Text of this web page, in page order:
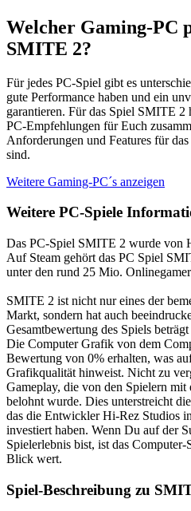
Welcher Gaming-PC
SMITE 2?
Für jedes PC-Spiel gibt es
gute Performance haben und ein
garantieren. Für das Spiel SMITE
PC-Empfehlungen für Euch
Anforderungen und Features für
sind.
Weitere Gaming-PC´s anzeigen
Weitere PC-Spiele
Das PC-Spiel SMITE 2 wurde von
Auf Steam gehört das PC Spiel
unter den rund 25 Mio.
SMITE 2 ist nicht nur eines der
Markt, sondern hat auch
Gesamtbewertung des Spiels
Die Computer Grafik von dem
Bewertung von 0% erhalten, was
Grafikqualität hinweist. Nicht zu
Gameplay, die von den Spielern
belohnt wurde. Dies unterstreicht
das die Entwickler Hi-Rez Studios
investiert haben. Wenn Du auf der
Spielerlebnis bist, ist das
Blick wert.
Spiel-Beschreibung zu